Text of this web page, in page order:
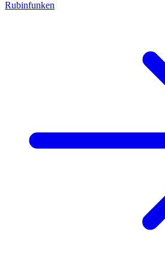
Rubinfunken